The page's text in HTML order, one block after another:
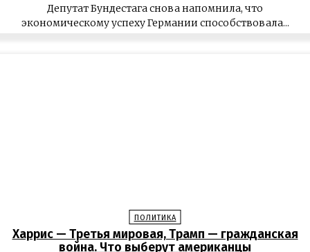
Депутат Бундестага снова напомнила, что
экономическому успеху Германии способствовала...
ПОЛИТИКА
Харрис — Третья мировая, Трамп — гражданская
война. Что выберут американцы